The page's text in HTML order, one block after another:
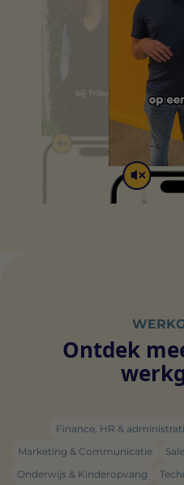
Ontdek
Finance, HR &
Marketing & Communicatie
Onderwijs & Kinderopvang